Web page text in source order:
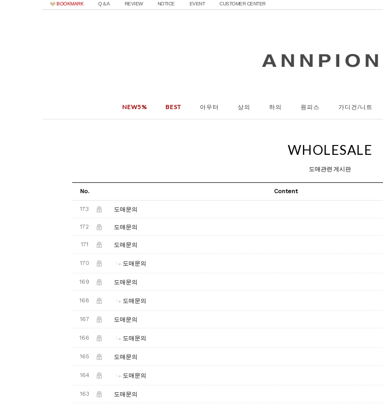
BOOKMARK Q＆A REVIEW NOTICE EVENT CUSTOMER CENTER
NEW5% BEST 아우터 상의 하의 원피스 가디건/니트
WHOLESALE
도매관련 게시판
No. Content
173 도매문의
172 도매문의
171 도매문의
170 도매문의
169 도매문의
168 도매문의
167 도매문의
166 도매문의
165 도매문의
164 도매문의
163 도매문의